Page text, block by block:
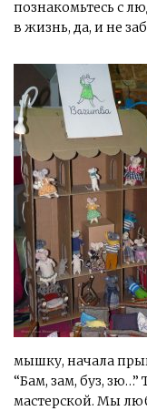
познакомьтесь с
в жизнь, да, и не
мышку, начала
“Бам, зам, буз,
мастерской. Мы